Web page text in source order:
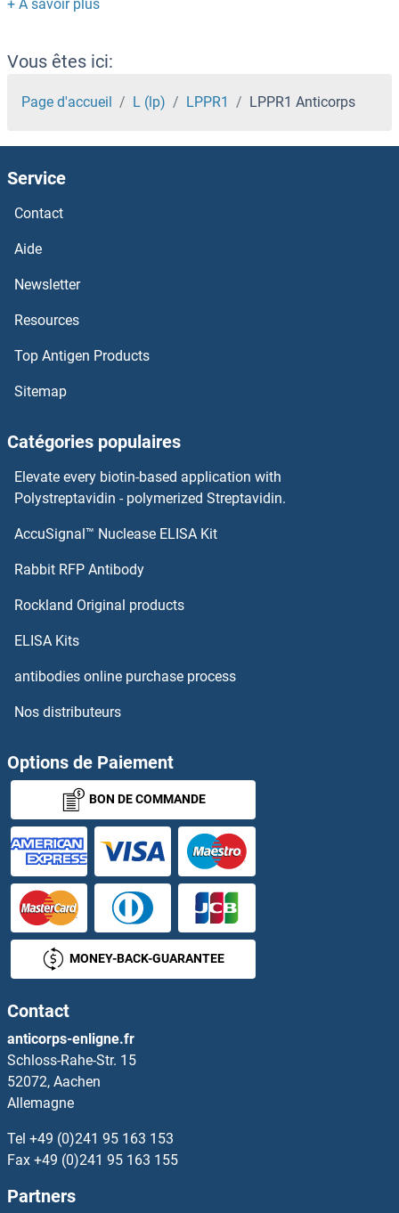
LPCAT2 Anticorps
LPCAT1 Anticorps
LPAR6 Anticorps
LPAR4 Anticorps
LPAR3 Anticorps
LOXL3 Anticorps
LOXL2 Anticorps
LOXL1 Anticorps
Low Density Lipoprotein Receptor Anticorps
LOR Anticorps
LONRF3 Anticorps
LPPR5 Anticorps
LRAT Anticorps
LRBA Anticorps
LRCH1 Anticorps
LRCH2 Anticorps
LRCH4 Anticorps
LRFN1 Anticorps
LRFN2 Anticorps
LRFN3 Anticorps
LRFN4 Anticorps
LRFN5 Anticorps
LRG1 Anticorps
Lrig1 Anticorps
Vous êtes ici:
Page d'accueil L (lp) LPPR1 LPPR1 Anticorps
Service
Contact
Aide
Newsletter
Resources
Top Antigen Products
Sitemap
Catégories populaires
Elevate every biotin-based application with
Polystreptavidin - polymerized Streptavidin.
AccuSignal™ Nuclease ELISA Kit
Rabbit RFP Antibody
Rockland Original products
ELISA Kits
antibodies online purchase process
Nos distributeurs
Options de Paiement
BON DE COMMANDE
MONEY-BACK-GUARANTEE
Contact
anticorps-enligne.fr
Schloss-Rahe-Str. 15
52072, Aachen
Allemagne
Tel +49 (0)241 95 163 153
Fax +49 (0)241 95 163 155
Partners